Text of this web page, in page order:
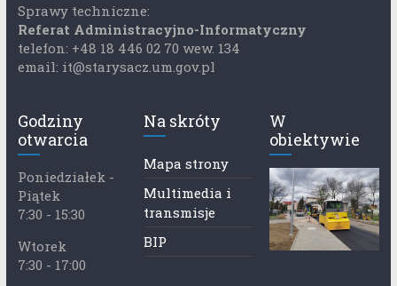
Sprawy techniczne:
Referat Administracyjno-Informatyczny
telefon: +48 18 446 02 70 wew. 134
email: it@starysacz.um.gov.pl
Godziny
otwarcia
Poniedziałek -
Piątek
7:30 - 15:30
Wtorek
7:30 - 17:00
Na skróty
Mapa strony
Multimedia i
transmisje
BIP
W
obiektywie